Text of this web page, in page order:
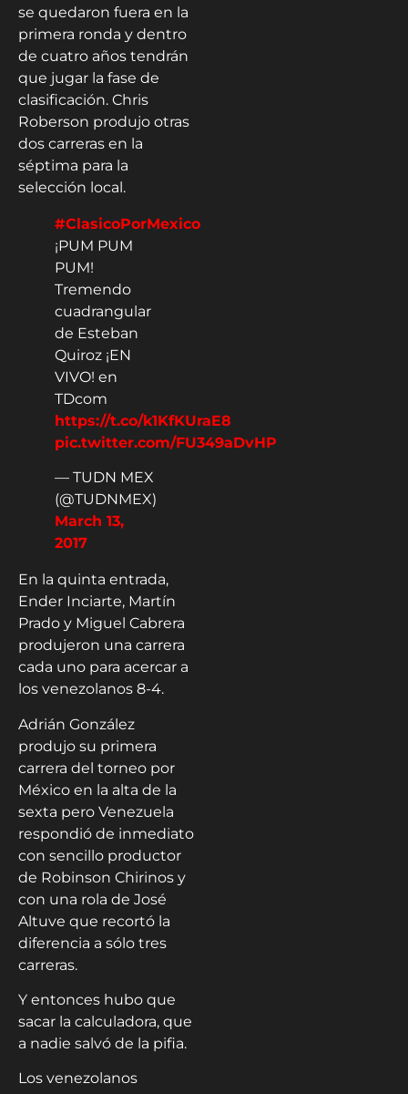
se quedaron fuera en la
primera ronda y dentro
de cuatro años tendrán
que jugar la fase de
clasificación. Chris
Roberson produjo otras
dos carreras en la
séptima para la
selección local.
#ClasicoPorMexico
¡PUM PUM
PUM!
Tremendo
cuadrangular
de Esteban
Quiroz ¡EN
VIVO! en
TDcom
https://t.co/k1KfKUraE8
pic.twitter.com/FU349aDvHP
— TUDN MEX
(@TUDNMEX)
March 13,
2017
En la quinta entrada,
Ender Inciarte, Martín
Prado y Miguel Cabrera
produjeron una carrera
cada uno para acercar a
los venezolanos 8-4.
Adrián González
produjo su primera
carrera del torneo por
México en la alta de la
sexta pero Venezuela
respondió de inmediato
con sencillo productor
de Robinson Chirinos y
con una rola de José
Altuve que recortó la
diferencia a sólo tres
carreras.
Y entonces hubo que
sacar la calculadora, que
a nadie salvó de la pifia.
Los venezolanos